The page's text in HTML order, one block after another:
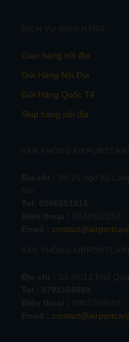
DỊCH VỤ GIAO HÀNG
Giao hàng nội địa
Gửi Hàng Nội Địa
Gửi Hàng Quốc Tế
Ship hàng nội địa
VĂN PHÒNG
VĂN PHÒNG